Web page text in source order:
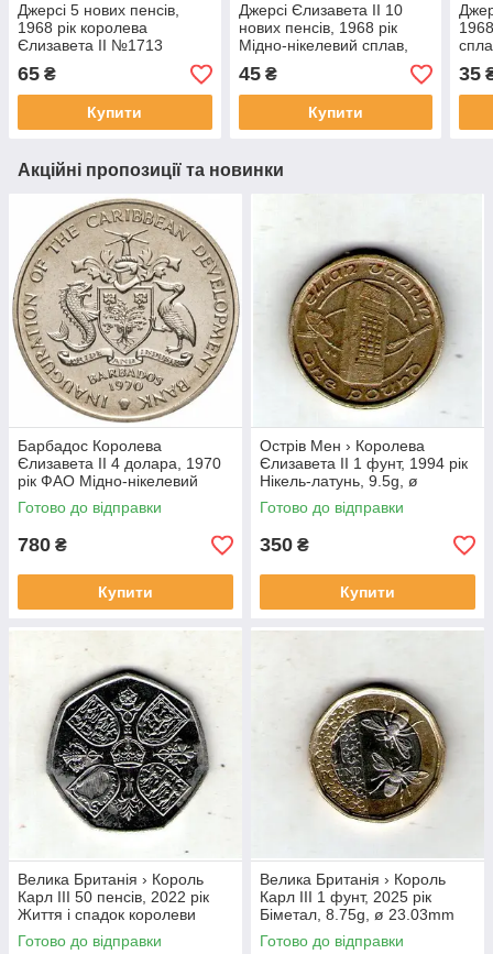
Джерсі 5 нових пенсів,
1968 рік королева
Єлизавета II №1713
65 ₴
Купити
Джерсі Єлизавета II 10
нових пенсів, 1968 рік
Мідно-нікелевий сплав,
11.3g, ø 28.5mm №2235
45₴
Купити
35
Акційні пропозиції та новинки
Барбадос Королева
Єлизавета II 4 долара, 1970
рік ФАО Мідно-нікелевий
сплав, 28.28g, ø 38.5mm
№4144
Готово до відправки
780 ₴
Купити
Острів Мен › Королева
Єлизавета II 1 фунт, 1994 рік
Нікель-латунь, 9.5g, ø
22.5mm №1921
Готово до відправки
350 ₴
Купити
Велика Британія › Король
Карл III 50 пенсів, 2022 рік
Життя і спадок королеви
Єлизавети II №3967
Готово до відправки
Велика Британія › Король
Карл III 1 фунт, 2025 рік
Біметал, 8.75g, ø 23.03mm
№1948
Готово до відправки